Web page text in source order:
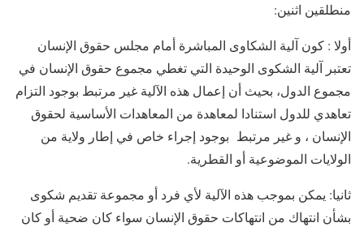
منطلقين اثنين:
أولا : كون آلية الشكاوى المباشرة أمام مجلس حقوق الإنسان
تعتبر آلية الشكوى الوحيدة التي تغطي مجموع حقوق الإنسان في
مجموع الدول، بحيث أن إعمال هذه الآلية غير مرتبط بوجود التزام
تعاهدي للدول استنادا لمعاهدة من المعاهدات الأساسية لحقوق
الإنسان ، و غير مرتبط بوجود إجراء خاص في إطار ولاية من
الولايات الموضوعية أو القطرية.
ثانيا: يمكن بموجب هذه الآلية لأي فرد أو مجموعة تقديم شكوى
بشأن انتهاك من انتهاكات حقوق الإنسان سواء كان ضحية أو كان